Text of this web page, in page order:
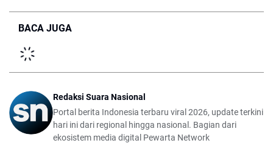
BACA JUGA
Redaksi Suara Nasional
Portal berita Indonesia terbaru viral 2026, update terkini
hari ini dari regional hingga nasional. Bagian dari
ekosistem media digital Pewarta Network